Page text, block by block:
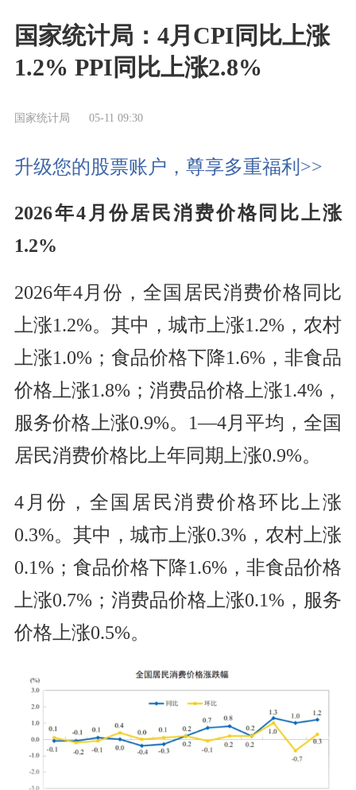
国家统计局：4月CPI同比上涨
1.2% PPI同比上涨2.8%
国家统计局 05-11 09:30
升级您的股票账户，尊享多重福利>>
2026年4月份居民消费价格同比上涨
1.2%
2026年4月份，全国居民消费价格同比
上涨1.2%。其中，城市上涨1.2%，农村
上涨1.0%；食品价格下降1.6%，非食品
价格上涨1.8%；消费品价格上涨1.4%，
服务价格上涨0.9%。1—4月平均，全国
居民消费价格比上年同期上涨0.9%。
4月份，全国居民消费价格环比上涨
0.3%。其中，城市上涨0.3%，农村上涨
0.1%；食品价格下降1.6%，非食品价格
上涨0.7%；消费品价格上涨0.1%，服务
价格上涨0.5%。